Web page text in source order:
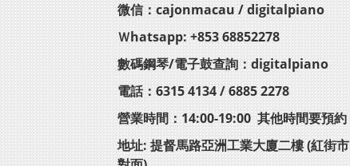
微信：cajonmacau / digitalpiano
Ｗhatsapp: +853 68852278
數碼鋼琴/電子鼓查詢：digitalpiano
電話：6315 4134 / 6885 2278
營業時間：14:00-19:00 其他時間要預約
地址: 提督馬路亞洲工業大廈二樓 (紅街市